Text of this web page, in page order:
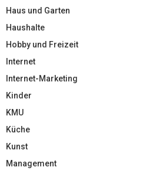
Haus und Garten
Haushalte
Hobby und Freizeit
Internet
Internet-Marketing
Kinder
KMU
Küche
Kunst
Management